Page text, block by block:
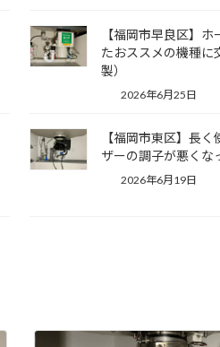
【福岡市早良区】
たおススメの機種に
製）
2026年6月25日
【福岡市東区】長
ザーの調子が悪くな
2026年6月19日